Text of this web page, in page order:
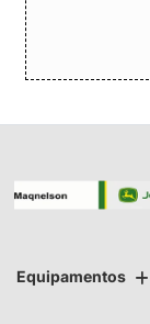
Equipamentos